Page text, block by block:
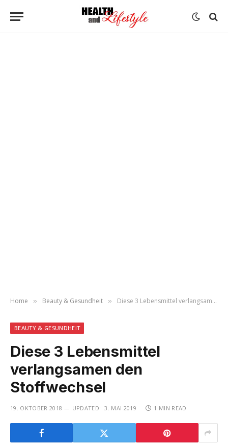
Home » Beauty & Gesundheit » Diese 3 Lebensmittel verlangsamen den Stoffwechsel
BEAUTY & GESUNDHEIT
Diese 3 Lebensmittel
verlangsamen den
Stoffwechsel
19. OKTOBER 2018 UPDATED: 3. MAI 2019 1 MIN READ